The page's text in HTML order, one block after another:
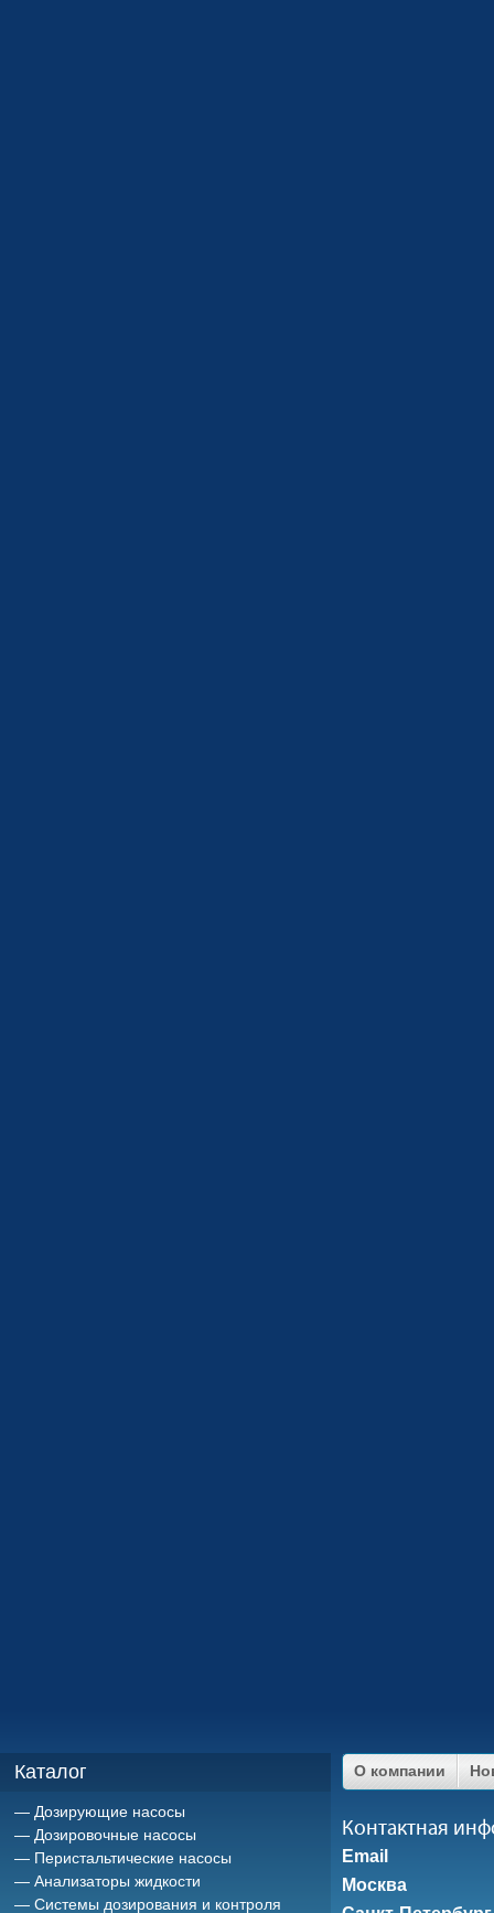
Каталог
Дозирующие насосы
Дозировочные насосы
Перистальтические насосы
Анализаторы жидкости
Системы дозирования и контроля
О компании
Контактная
Email
Москва